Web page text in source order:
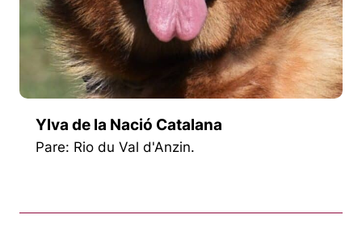
Ylva de la Nació Catalana
Pare: Rio du Val d'Anzin.